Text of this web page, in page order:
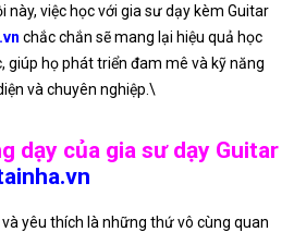
việc học với gia sư dạy kèm Guitar
chắc chắn sẽ mang lại hiệu quả học
giúp họ phát triển đam mê và kỹ năng
và chuyên nghiệp.\
dạy của gia sư dạy Guitar
yêu thích là những thứ vô cùng quan